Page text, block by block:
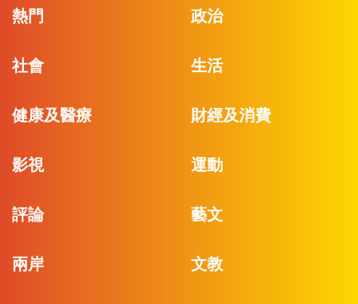
熱門 政治
社會 生活
健康及醫療 財經及消費
影視 運動
評論 藝文
兩岸 文教